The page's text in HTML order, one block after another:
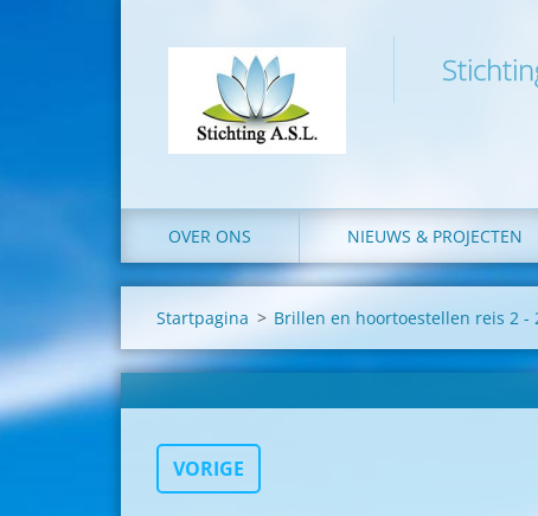
OVER ONS NIEUWS & PROJECTEN
Startpagina > Brillen en hoortoestellen reis 2 -
VORIGE